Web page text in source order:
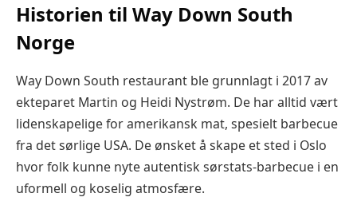
Historien til Way Down South
Norge
Way Down South restaurant ble grunnlagt i 2017 av
ekteparet Martin og Heidi Nystrøm. De har alltid vært
lidenskapelige for amerikansk mat, spesielt barbecue
fra det sørlige USA. De ønsket å skape et sted i Oslo
hvor folk kunne nyte autentisk sørstats-barbecue i en
uformell og koselig atmosfære.